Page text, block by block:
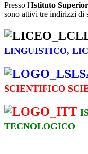
Presso l'Istituto
sono attivi tre indirizzi di
LINGUISTICO,
SCIENTIFICO
TECNOLOGICO